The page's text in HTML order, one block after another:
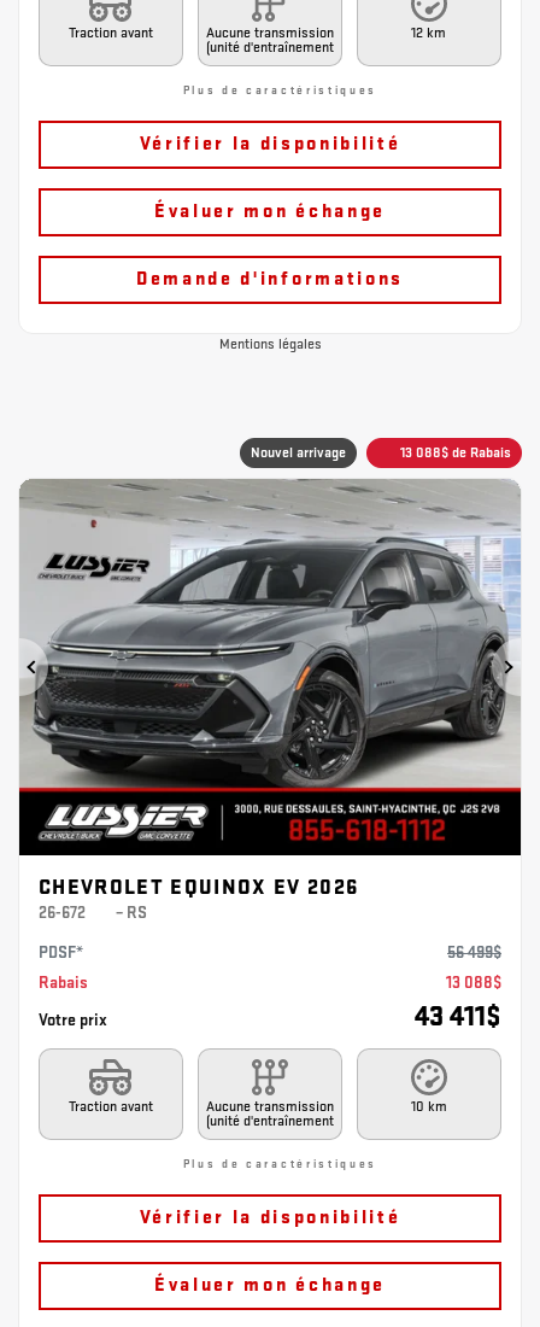
Traction avant
Aucune transmission
(unité d'entraînement
12 km
Plus de caractéristiques
Vérifier la disponibilité
Évaluer mon échange
Demande d'informations
Mentions légales
Nouvel arrivage 13 088$ de Rabais
Précédent
CHEVROLET EQUINOX EV 2026
26-672
– RS
PDSF*
56 499$
Rabais
13 088$
Votre prix
43 411$
Traction avant
Aucune transmission
(unité d'entraînement
10 km
Plus de caractéristiques
Vérifier la disponibilité
Évaluer mon échange